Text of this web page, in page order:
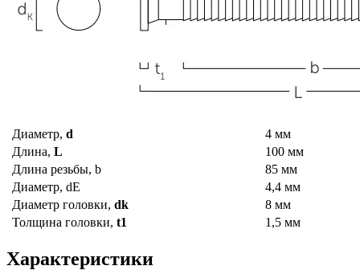
Диаметр, d
4 мм
Длина, L
100 мм
Длина резьбы, b
85 мм
Диаметр, dE
4,4 мм
Диаметр головки, dk
8 мм
Толщина головки, t1 1,5 мм
Характеристики